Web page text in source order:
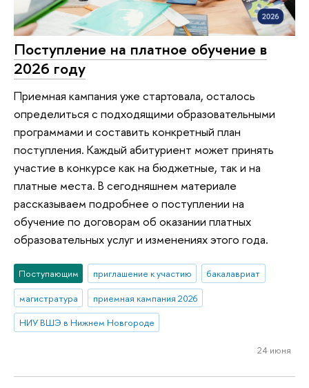
Поступление на платное обучение в
2026 году
Приемная кампания уже стартовала, осталось
определиться с подходящими образовательными
программами и составить конкретный план
поступления. Каждый абитуриент может принять
участие в конкурсе как на бюджетные, так и на
платные места. В сегодняшнем материале
рассказываем подробнее о поступлении на
обучение по договорам об оказании платных
образовательных услуг и изменениях этого года.
Поступающим приглашение к участию
бакалавриат
магистратура
приемная кампания 2026
НИУ ВШЭ в Нижнем Новгороде
24 июня